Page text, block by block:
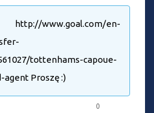
www.goal.com/en-
tottenhams-capoue-
agent Proszę :)
0